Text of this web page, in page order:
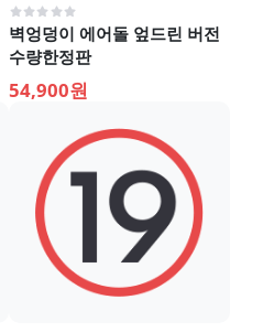
벽엉덩이 에어돌 엎드린 버전
수량한정판
54,900원